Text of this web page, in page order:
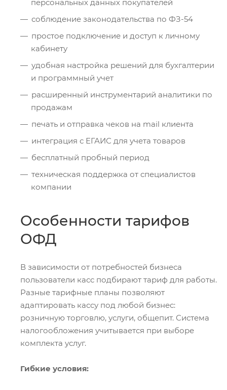
персональных данных покупателей
соблюдение законодательства по ФЗ-54
простое подключение и доступ к личному
кабинету
удобная настройка решений для бухгалтерии
и программный учет
расширенный инструментарий аналитики по
продажам
печать и отправка чеков на mail клиента
интеграция с ЕГАИС для учета товаров
бесплатный пробный период
техническая поддержка от специалистов
компании
Особенности тарифов
ОФД
В зависимости от потребностей бизнеса
пользователи касс подбирают тариф для работы.
Разные тарифные планы позволяют
адаптировать кассу под любой бизнес:
розничную торговлю, услуги, общепит. Система
налогообложения учитывается при выборе
комплекта услуг.
Гибкие условия: